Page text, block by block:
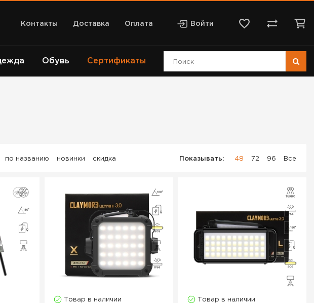
Контакты Доставка Оплата Войти
Обувь Сертификаты
по названию новинки скидка Показывать: 48 72 96 Все
Товар в наличии Товар в наличии